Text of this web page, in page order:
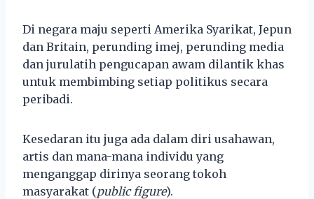
Di negara maju seperti Amerika Syarikat, Jepun
dan Britain, perunding imej, perunding media
dan jurulatih pengucapan awam dilantik khas
untuk membimbing setiap politikus secara
peribadi.
Kesedaran itu juga ada dalam diri usahawan,
artis dan mana-mana individu yang
menganggap dirinya seorang tokoh
masyarakat (public figure).